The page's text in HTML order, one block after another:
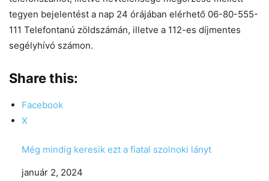
tegyen bejelentést a nap 24 órájában elérhető 06-80-555-
111 Telefontanú zöldszámán, illetve a 112-es díjmentes
segélyhívó számon.
Share this:
Facebook
X
Még mindig keresik ezt a fiatal szolnoki lányt
Date
január 2, 2024